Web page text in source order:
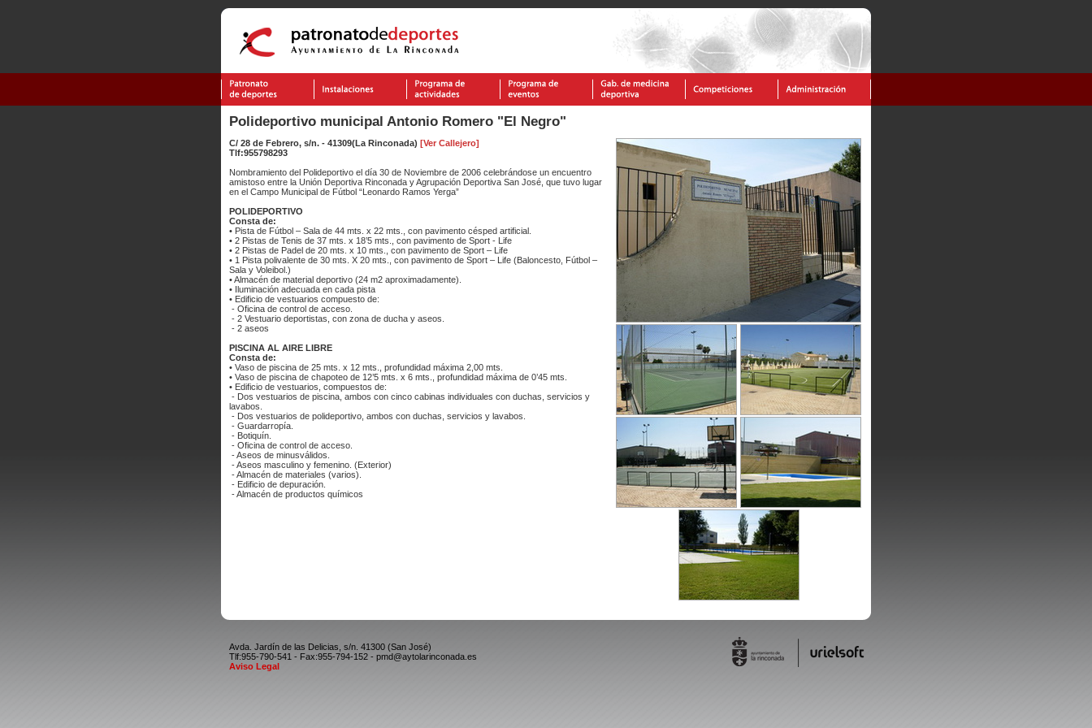
Polideportivo municipal Antonio Romero "El Negro"
C/ 28 de Febrero, s/n. - 41309(La Rinconada) [Ver Callejero]
Tlf:955798293
Nombramiento del Polideportivo el día 30 de Noviembre de 2006 celebrándose un encuentro
amistoso entre la Unión Deportiva Rinconada y Agrupación Deportiva San José, que tuvo lugar
en el Campo Municipal de Fútbol “Leonardo Ramos Yerga”
POLIDEPORTIVO
Consta de:
• Pista de Fútbol – Sala de 44 mts. x 22 mts., con pavimento césped artificial.
• 2 Pistas de Tenis de 37 mts. x 18’5 mts., con pavimento de Sport - Life
• 2 Pistas de Padel de 20 mts. x 10 mts., con pavimento de Sport – Life
• 1 Pista polivalente de 30 mts. X 20 mts., con pavimento de Sport – Life (Baloncesto, Fútbol –
Sala y Voleibol.)
• Almacén de material deportivo (24 m2 aproximadamente).
• Iluminación adecuada en cada pista
• Edificio de vestuarios compuesto de:
- Oficina de control de acceso.
- 2 Vestuario deportistas, con zona de ducha y aseos.
- 2 aseos
PISCINA AL AIRE LIBRE
Consta de:
• Vaso de piscina de 25 mts. x 12 mts., profundidad máxima 2,00 mts.
• Vaso de piscina de chapoteo de 12’5 mts. x 6 mts., profundidad máxima de 0’45 mts.
• Edificio de vestuarios, compuestos de:
- Dos vestuarios de piscina, ambos con cinco cabinas individuales con duchas, servicios y
lavabos.
- Dos vestuarios de polideportivo, ambos con duchas, servicios y lavabos.
- Guardarropía.
- Botiquín.
- Oficina de control de acceso.
- Aseos de minusválidos.
- Aseos masculino y femenino. (Exterior)
- Almacén de materiales (varios).
- Edificio de depuración.
- Almacén de productos químicos
Avda. Jardín de las Delicias, s/n. 41300 (San José)
Tlf:955-790-541 - Fax:955-794-152 - pmd@aytolarinconada.es
Aviso Legal